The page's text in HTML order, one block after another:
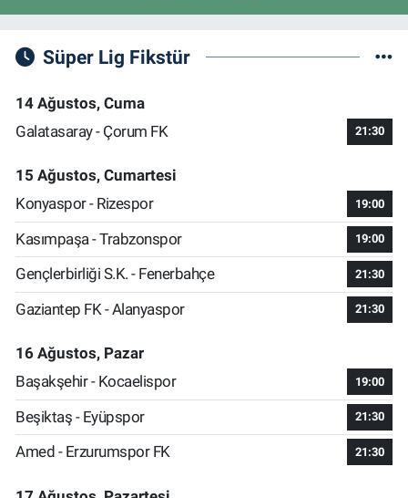
Süper Lig Fikstür
14 Ağustos, Cuma
Galatasaray - Çorum FK
21:30
15 Ağustos, Cumartesi
Konyaspor - Rizespor
19:00
Kasımpaşa - Trabzonspor 19:00
Gençlerbirliği S.K. - Fenerbahçe 21:30
Gaziantep FK - Alanyaspor 21:30
16 Ağustos, Pazar
Başakşehir - Kocaelispor
19:00
Beşiktaş - Eyüpspor 21:30
Amed - Erzurumspor FK 21:30